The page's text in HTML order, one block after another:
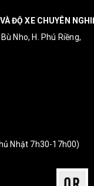
ĐỘ XE CHUYÊN
Nho, H. Phú Riềng,
Nhật 7h30-17h00)